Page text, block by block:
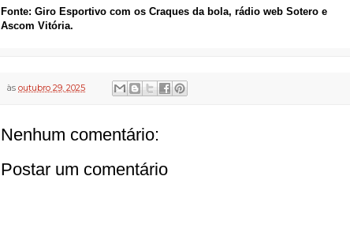
Fonte: Giro Esportivo com os Craques da bola, rádio web Sotero e
Ascom Vitória.
às outubro 29, 2025
Nenhum comentário:
Postar um comentário